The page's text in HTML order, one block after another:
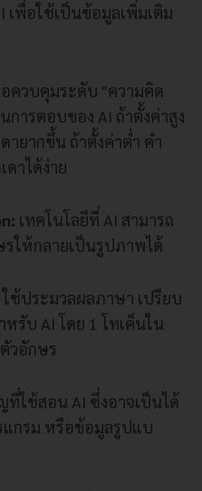
เพื่อใช้เป็นข้อมูลเพิ่มเติม
ควบคุมระดับ "ความคิด
การตอบของ AI ถ้าตั้งค่าสูง
ายากขึ้น ถ้าตั้งค่าต่ำ คำ
าได้ง่าย
เทคโนโลยีที่ AI สามารถ
ให้กลายเป็นรูปภาพได้
ช้ประมวลผลภาษา เปรียบ
รับ AI โดย 1 โทเค็นใน
วอักษร
ที่ใช้สอน AI ซึ่งอาจเป็นได้
แกรม หรือข้อมูลรูปแบ